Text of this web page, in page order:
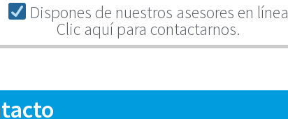
Dispones de nuestros asesores en línea
Clic aquí para contactarnos.